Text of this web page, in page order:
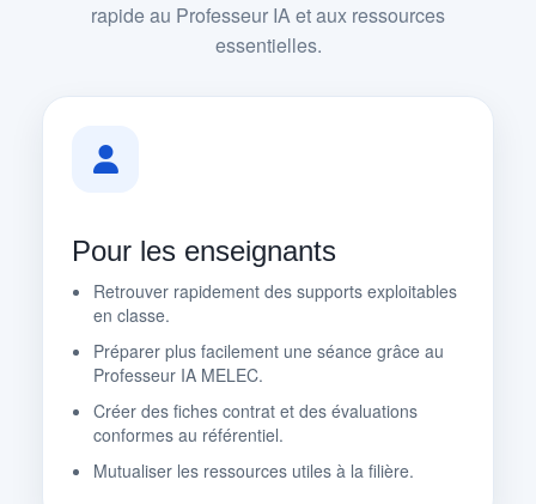
rapide au Professeur IA et aux ressources
essentielles.
Pour les enseignants
Retrouver rapidement des supports exploitables
en classe.
Préparer plus facilement une séance grâce au
Professeur IA MELEC.
Créer des fiches contrat et des évaluations
conformes au référentiel.
Mutualiser les ressources utiles à la filière.